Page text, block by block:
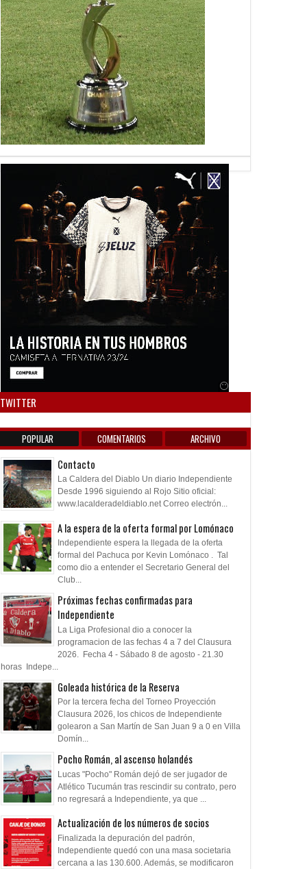
TWITTER
POPULAR COMENTARIOS ARCHIVO
Contacto
La Caldera del Diablo Un diario Independiente
Desde 1996 siguiendo al Rojo Sitio oficial:
www.lacalderadeldiablo.net Correo electrón...
A la espera de la oferta formal por Lomónaco
Independiente espera la llegada de la oferta
formal del Pachuca por Kevin Lomónaco . Tal
como dio a entender el Secretario General del
Club...
Próximas fechas confirmadas para
Independiente
La Liga Profesional dio a conocer la
programacion de las fechas 4 a 7 del Clausura
2026. Fecha 4 - Sábado 8 de agosto - 21.30
horas Indepe...
Goleada histórica de la Reserva
Por la tercera fecha del Torneo Proyección
Clausura 2026, los chicos de Independiente
golearon a San Martín de San Juan 9 a 0 en Villa
Domín...
Pocho Román, al ascenso holandés
Lucas "Pocho" Román dejó de ser jugador de
Atlético Tucumán tras rescindir su contrato, pero
no regresará a Independiente, ya que ...
Actualización de los números de socios
Finalizada la depuración del padrón,
Independiente quedó con una masa societaria
cercana a las 130.600. Además, se modificaron